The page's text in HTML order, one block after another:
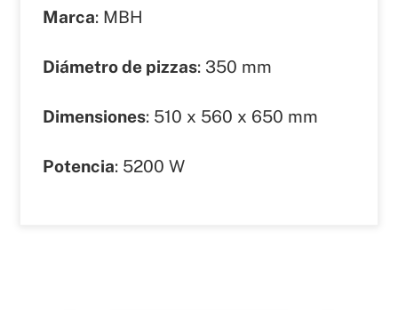
Marca: MBH
Diámetro de pizzas: 350 mm
Dimensiones: 510 x 560 x 650 mm
Potencia: 5200 W